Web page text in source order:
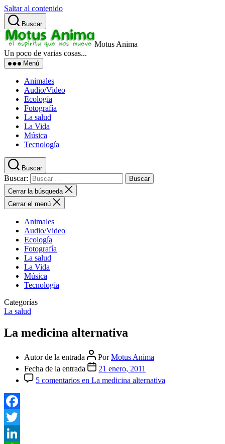
Saltar al contenido
Buscar
Motus Anima
Un poco de varias cosas...
Menú
Animales
Audio/Video
Ecología
Fotografía
La salud
La Vida
Música
Tecnología
Buscar
Buscar:
Cerrar la búsqueda
Cerrar el menú
Animales
Audio/Video
Ecología
Fotografía
La salud
La Vida
Música
Tecnología
Categorías
La salud
La medicina alternativa
Autor de la entrada PorMotus Anima
Fecha de la entrada
21 enero, 2011
5 comentarios en La medicina alternativa
Facebook
Twitter